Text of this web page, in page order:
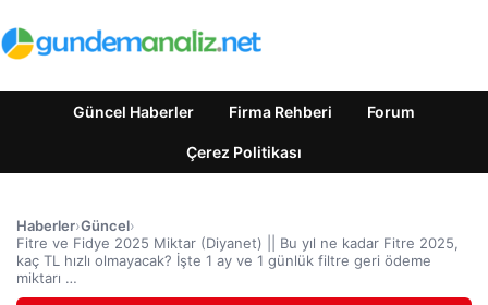
Güncel Haberler Firma Rehberi Forum
Çerez Politikası
Haberler›Güncel›
Fitre ve Fidye 2025 Miktar (Diyanet) || Bu yıl ne kadar Fitre 2025,
kaç TL hızlı olmayacak? İşte 1 ay ve 1 günlük filtre geri ödeme
miktarı …